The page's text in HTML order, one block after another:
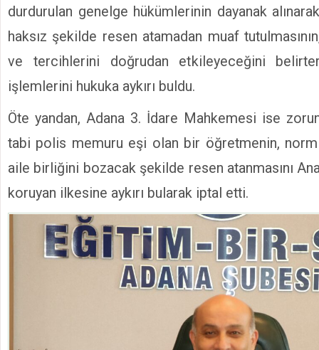
durdurulan genelge hükümlerinin dayanak
haksız şekilde resen atamadan muaf
ve tercihlerini doğrudan etkileyeceğini
işlemlerini hukuka aykırı buldu.
Öte yandan, Adana 3. İdare Mahkemesi ise
tabi polis memuru eşi olan bir öğretmenin,
aile birliğini bozacak şekilde resen atanmasını
koruyan ilkesine aykırı bularak iptal etti.